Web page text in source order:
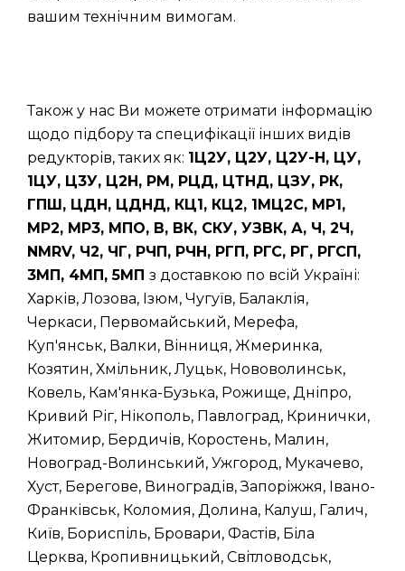
вашим технічним вимогам.
Також у нас Ви можете отримати інформацію
щодо підбору та специфікації інших видів
редукторів, таких як: 1Ц2У, Ц2У, Ц2У-Н, ЦУ,
1ЦУ, Ц3У, Ц2Н, РМ, РЦД, ЦТНД, ЦЗУ, РК,
ГПШ, ЦДН, ЦДНД, КЦ1, КЦ2, 1МЦ2С, МР1,
МР2, МР3, МПО, В, ВК, СКУ, УЗВК, А, Ч, 2Ч,
NMRV, Ч2, ЧГ, РЧП, РЧН, РГП, РГС, РГ, РГСП,
3МП, 4МП, 5МП з доставкою по всій Україні:
Харків, Лозова, Ізюм, Чугуїв, Балаклія,
Черкаси, Первомайський, Мерефа,
Куп'янськ, Валки, Вінниця, Жмеринка,
Козятин, Хмільник, Луцьк, Нововолинськ,
Ковель, Кам'янка-Бузька, Рожище, Дніпро,
Кривий Ріг, Нікополь, Павлоград, Кринички,
Житомир, Бердичів, Коростень, Малин,
Новоград-Волинський, Ужгород, Мукачево,
Хуст, Берегове, Виноградів, Запоріжжя, Івано-
Франківськ, Коломия, Долина, Калуш, Галич,
Київ, Бориспіль, Бровари, Фастів, Біла
Церква, Кропивницький, Світловодськ,